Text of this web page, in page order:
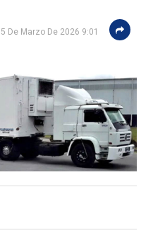
De Marzo De 2026 9:01